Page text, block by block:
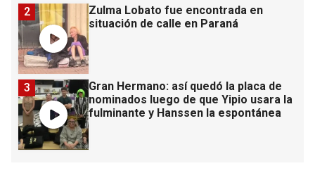
Zulma Lobato fue encontrada en
situación de calle en Paraná
2
Gran Hermano: así quedó la placa de
nominados luego de que Yipio usara la
fulminante y Hanssen la espontánea
3